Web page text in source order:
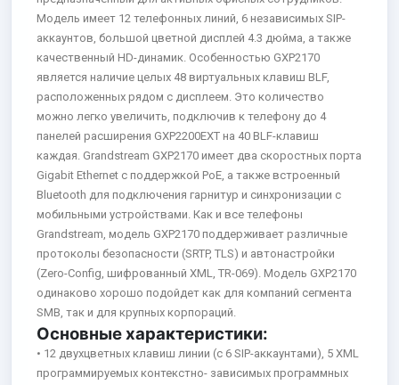
Модель имеет 12 телефонных линий, 6 независимых SIP-
аккаунтов, большой цветной дисплей 4.3 дюйма, а также
качественный HD-динамик. Особенностью GXP2170
является наличие целых 48 виртуальных клавиш BLF,
расположенных рядом с дисплеем. Это количество
можно легко увеличить, подключив к телефону до 4
панелей расширения GXP2200EXT на 40 BLF-клавиш
каждая. Grandstream GXP2170 имеет два скоростных порта
Gigabit Ethernet с поддержкой PoE, а также встроенный
Bluetooth для подключения гарнитур и синхронизации с
мобильными устройствами. Как и все телефоны
Grandstream, модель GXP2170 поддерживает различные
протоколы безопасности (SRTP, TLS) и автонастройки
(Zero-Config, шифрованный XML, TR-069). Модель GXP2170
одинаково хорошо подойдет как для компаний сегмента
SMB, так и для крупных корпораций.
Основные характеристики:
• 12 двухцветных клавиш линии (с 6 SIP-аккаунтами), 5 XML
программируемых контекстно- зависимых программных